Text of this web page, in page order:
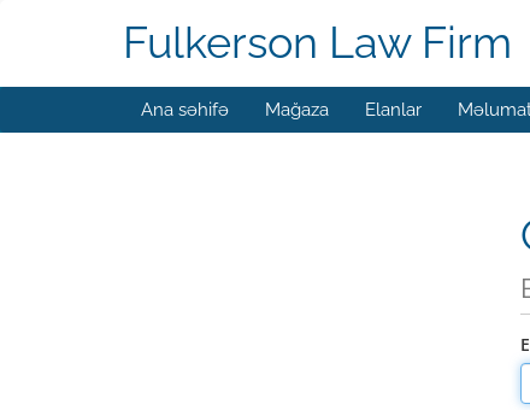
Fulkerson Law Firm
Ana səhifə Mağaza Elanlar